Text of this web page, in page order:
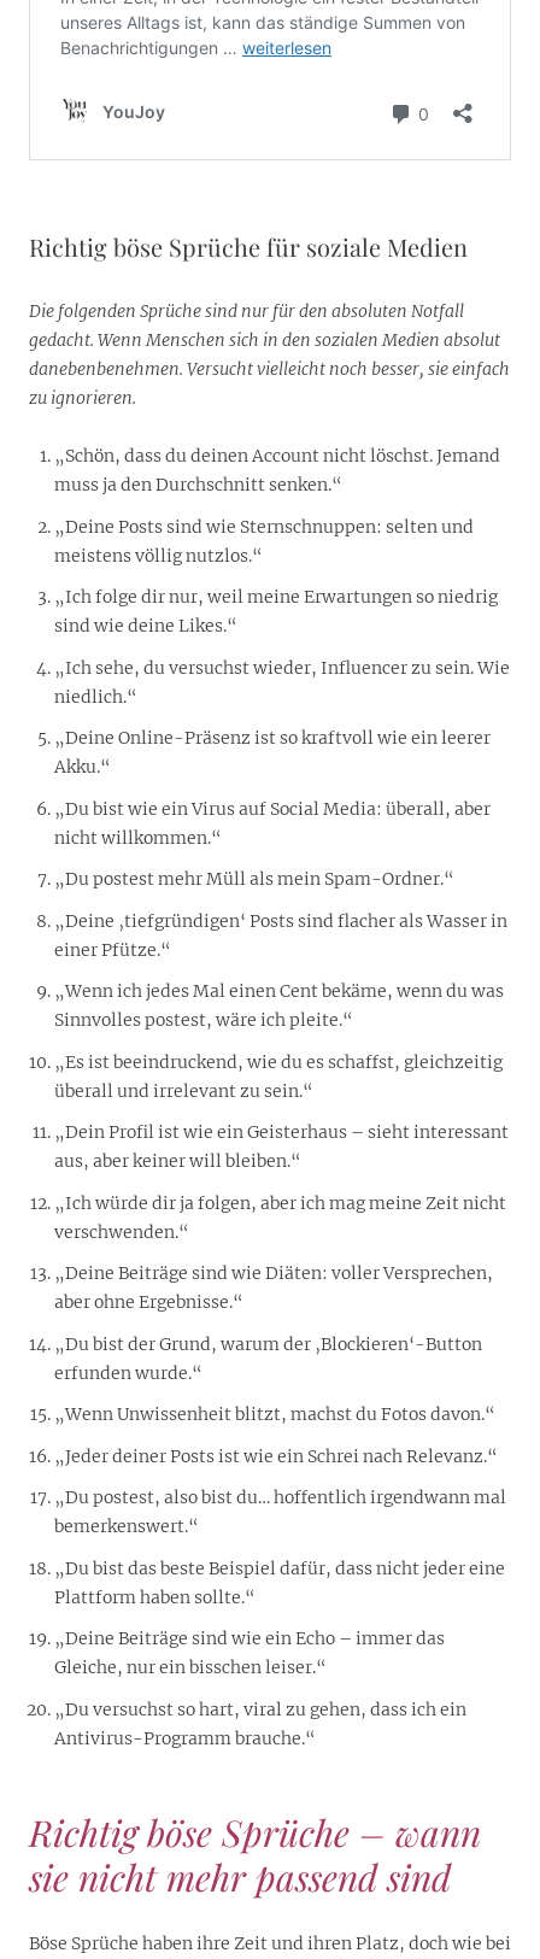
Richtig böse Sprüche für soziale Medien
Die folgenden Sprüche sind nur für den absoluten Notfall
gedacht. Wenn Menschen sich in den sozialen Medien absolut
danebenbenehmen. Versucht vielleicht noch besser, sie einfach
zu ignorieren.
„Schön, dass du deinen Account nicht löschst. Jemand
muss ja den Durchschnitt senken.“
„Deine Posts sind wie Sternschnuppen: selten und
meistens völlig nutzlos.“
„Ich folge dir nur, weil meine Erwartungen so niedrig
sind wie deine Likes.“
„Ich sehe, du versuchst wieder, Influencer zu sein. Wie
niedlich.“
„Deine Online-Präsenz ist so kraftvoll wie ein leerer
Akku.“
„Du bist wie ein Virus auf Social Media: überall, aber
nicht willkommen.“
„Du postest mehr Müll als mein Spam-Ordner.“
„Deine ‚tiefgründigen‘ Posts sind flacher als Wasser in
einer Pfütze.“
„Wenn ich jedes Mal einen Cent bekäme, wenn du was
Sinnvolles postest, wäre ich pleite.“
„Es ist beeindruckend, wie du es schaffst, gleichzeitig
überall und irrelevant zu sein.“
„Dein Profil ist wie ein Geisterhaus – sieht interessant
aus, aber keiner will bleiben.“
„Ich würde dir ja folgen, aber ich mag meine Zeit nicht
verschwenden.“
„Deine Beiträge sind wie Diäten: voller Versprechen,
aber ohne Ergebnisse.“
„Du bist der Grund, warum der ‚Blockieren‘-Button
erfunden wurde.“
„Wenn Unwissenheit blitzt, machst du Fotos davon.“
„Jeder deiner Posts ist wie ein Schrei nach Relevanz.“
„Du postest, also bist du… hoffentlich irgendwann mal
bemerkenswert.“
„Du bist das beste Beispiel dafür, dass nicht jeder eine
Plattform haben sollte.“
„Deine Beiträge sind wie ein Echo – immer das
Gleiche, nur ein bisschen leiser.“
„Du versuchst so hart, viral zu gehen, dass ich ein
Antivirus-Programm brauche.“
Richtig böse Sprüche – wann
sie nicht mehr passend sind
Böse Sprüche haben ihre Zeit und ihren Platz, doch wie bei